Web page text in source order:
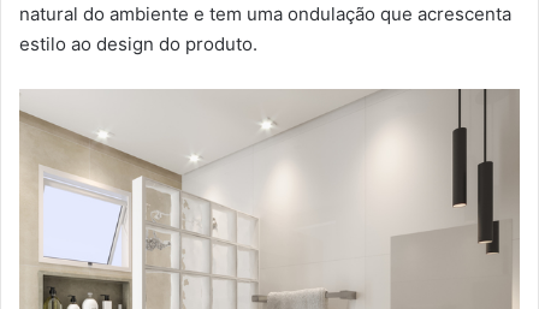
natural do ambiente e tem uma ondulação que acrescenta
estilo ao design do produto.